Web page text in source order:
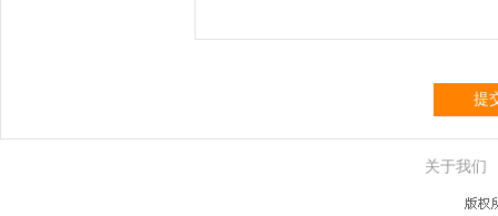
提
关于我们